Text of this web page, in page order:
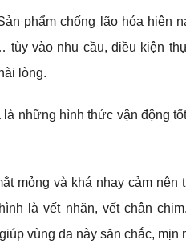
phẩm chống lão hóa hiện
tùy vào nhu cầu, điều kiện
lòng.
là những hình thức vận động
mỏng và khá nhạy cảm
là vết nhăn, vết chân
vùng da này săn chắc, mịn